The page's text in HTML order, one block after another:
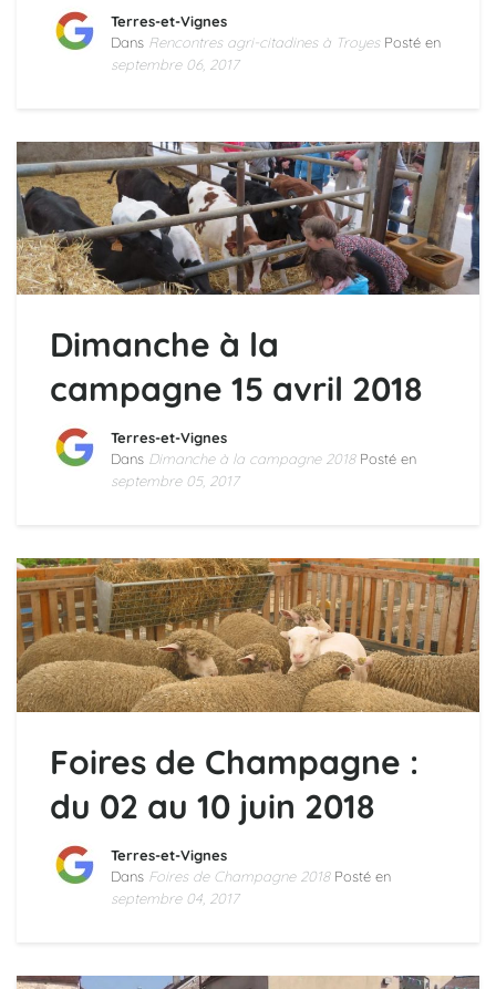
Terres-et-Vignes
Dans Rencontres agri-citadines à TroyesPosté en
septembre 06, 2017
Dimanche à la
campagne 15 avril 2018
Terres-et-Vignes
Dans Dimanche à la campagne 2018Posté en
septembre 05, 2017
Foires de Champagne :
du 02 au 10 juin 2018
Terres-et-Vignes
Dans Foires de Champagne 2018Posté en
septembre 04, 2017